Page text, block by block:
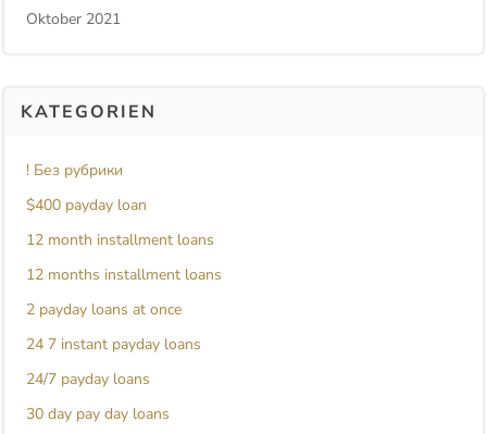
Oktober 2021
KATEGORIEN
! Без рубрики
$400 payday loan
12 month installment loans
12 months installment loans
2 payday loans at once
24 7 instant payday loans
24/7 payday loans
30 day pay day loans